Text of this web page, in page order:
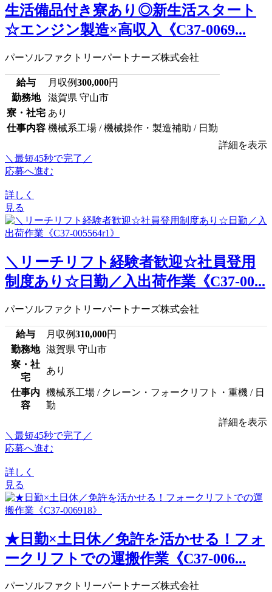
生活備品付き寮あり◎新生活スタート
☆エンジン製造×高収入《C37-0069...
パーソルファクトリーパートナーズ株式会社
給与 月収例300,000円
勤務地
滋賀県 守山市
寮・社宅 あり
仕事内容 機械系工場 / 機械操作・製造補助 / 日勤
詳細を表示
＼最短45秒で完了／
応募へ進む
詳しく
見る
＼リーチリフト経験者歓迎☆社員登用
制度あり☆日勤／入出荷作業《C37-00...
パーソルファクトリーパートナーズ株式会社
給与 月収例310,000円
勤務地
滋賀県 守山市
寮・社
宅
あり
仕事内
容
機械系工場 / クレーン・フォークリフト・重機 / 日
勤
詳細を表示
＼最短45秒で完了／
応募へ進む
詳しく
見る
★日勤×土日休／免許を活かせる！フォ
ークリフトでの運搬作業《C37-006...
パーソルファクトリーパートナーズ株式会社